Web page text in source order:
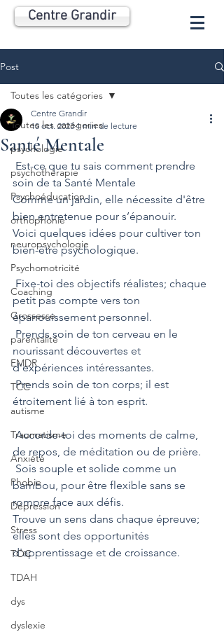
Centre Grandir
Post
Toutes les catégories
psychologie
psychothérapie
Psychoéducation
orthophonie
neuropsychologie
Psychomotricité
Coaching
Grossesse
parentalité
EMDR
TCC
autisme
Traumatisme
Anxiété
Phobie
Dépression
Stress
TOC
TDAH
dys
dyslexie
Toutes les catégories
Santé Mentale
Centre Grandir
10 oct. 2023 1 min de lecture
soin de ta Santé Mentale
Comme un jardin, elle nécessite d'être
bien entretenue pour s’épanouir.
Voici quelques idées pour cultiver ton
bien-être psychologique.
petit pas compte vers ton
épanouissement personnel.
nourissant découvertes et
d'expériences intéressantes.
Prends soin de ton corps; il est
étroitement lié à ton esprit.
Accorde-toi des moments de calme,
de repos, de méditation ou de prière.
bambou, pour être flexible sans se
rompre face aux défis.
Trouve un sens dans chaque épreuve;
elles sont des opportunités
d'apprentissage et de croissance.